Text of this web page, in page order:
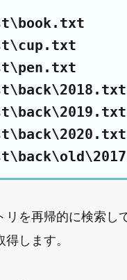
リを再帰的に検索し
します。